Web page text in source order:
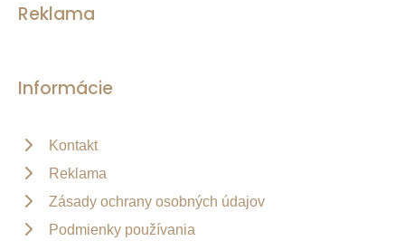
Reklama
Informácie
Kontakt
Reklama
Zásady ochrany osobných údajov
Podmienky používania